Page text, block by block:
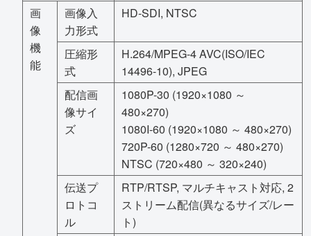
画
像
機
能
画像入
力形式
HD-SDI, NTSC
圧縮形
式
H.264/MPEG-4 AVC(ISO/IEC
14496-10), JPEG
配信画
像サイ
ズ
1080P-30 (1920×1080 ～
480×270)
1080I-60 (1920×1080 ～ 480×270)
720P-60 (1280×720 ～ 480×270)
NTSC (720×480 ～ 320×240)
伝送プ
ロトコ
ル
RTP/RTSP, マルチキャスト対応, 2
ストリーム配信(異なるサイズ/レー
ト)